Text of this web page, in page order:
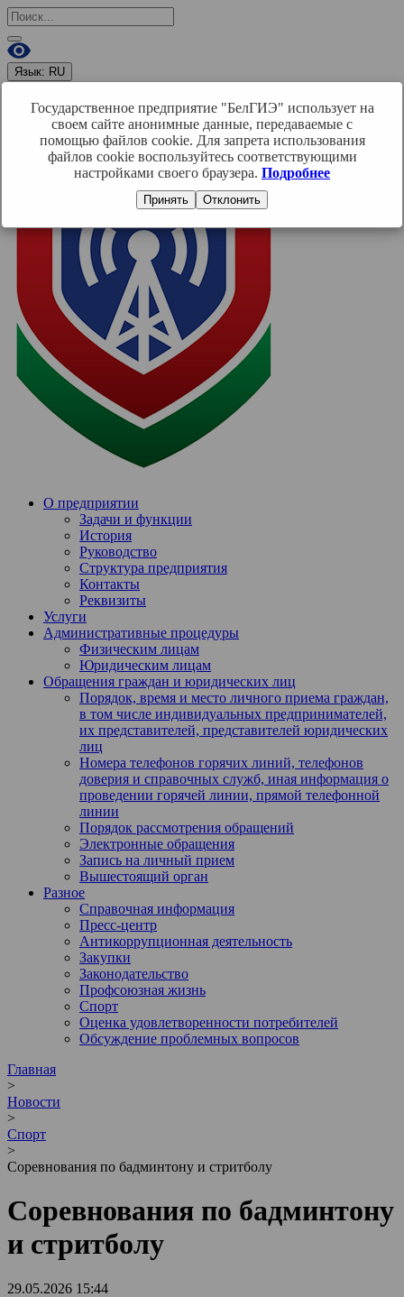
Язык: RU
О предприятии
Задачи и функции
История
Руководство
Структура предприятия
Контакты
Реквизиты
Услуги
Административные процедуры
Физическим лицам
Юридическим лицам
Обращения граждан и юридических лиц
Порядок, время и место личного приема граждан,
в том числе индивидуальных предпринимателей,
их представителей, представителей юридических
лиц
Номера телефонов горячих линий, телефонов
доверия и справочных служб, иная информация о
проведении горячей линии, прямой телефонной
линии
Порядок рассмотрения обращений
Электронные обращения
Запись на личный прием
Вышестоящий орган
Разное
Справочная информация
Пресс-центр
Антикоррупционная деятельность
Закупки
Законодательство
Профсоюзная жизнь
Спорт
Оценка удовлетворенности потребителей
Обсуждение проблемных вопросов
Главная
>
Новости
>
Спорт
>
Соревнования по бадминтону и стритболу
Соревнования по бадминтону
и стритболу
29.05.2026 15:44
Государственное предприятие "БелГИЭ" использует на
своем сайте анонимные данные, передаваемые с
помощью файлов cookie. Для запрета использования
файлов cookie воспользуйтесь соответствующими
настройками своего браузера. Подробнее
Принять Отклонить